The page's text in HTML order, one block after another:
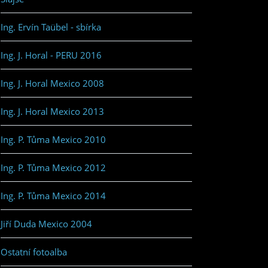
Ing. Ervín Taübel - sbírka
Ing. J. Horal - PERU 2016
Ing. J. Horal Mexico 2008
Ing. J. Horal Mexico 2013
Ing. P. Tůma Mexico 2010
Ing. P. Tůma Mexico 2012
Ing. P. Tůma Mexico 2014
Jiří Duda Mexico 2004
Ostatní fotoalba